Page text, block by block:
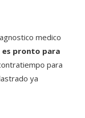
medico
es pronto para
para
ya